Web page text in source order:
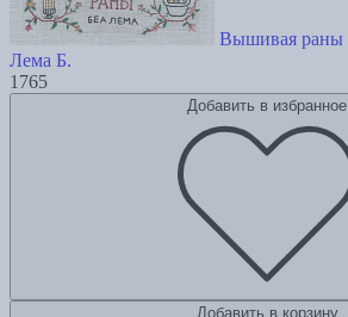
Вышивая раны
Лема Б.
1765
Добавить в избранное
Добавить в корзину